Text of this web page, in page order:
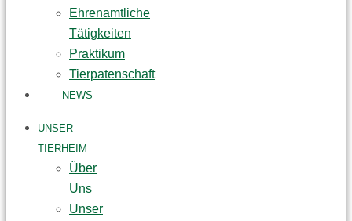
Ehrenamtliche
Tätigkeiten
Praktikum
Tierpatenschaft
NEWS
UNSER
TIERHEIM
Über
Uns
Unser